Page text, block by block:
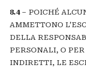
8.4– POICHÉ
AMMETTONO
DELLA
PERSONALI, O
INDIRETTI, LE